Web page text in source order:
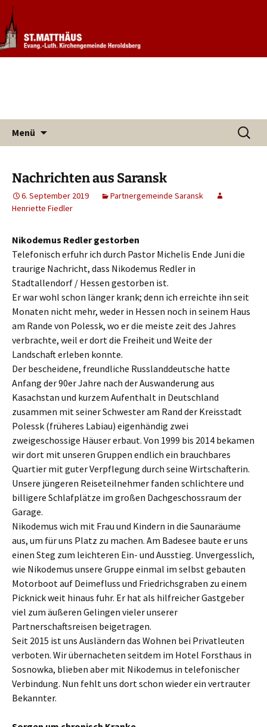
Evang. Kirchengemeinde St.
Matthäus Heroldsberg
Informationen rund um unsere
Kirchengemeinde
Menü
Suchen
nach:
Nachrichten aus Saransk
6. September 2019
Partnergemeinde Saransk
Henriette Fiedler
Nikodemus Redler gestorben
Telefonisch erfuhr ich durch Pastor Michelis Ende Juni die
traurige Nachricht, dass Nikodemus Redler in
Stadtallendorf / Hessen gestorben ist.
Er war wohl schon länger krank; denn ich erreichte ihn seit
Monaten nicht mehr, weder in Hessen noch in seinem Haus
am Rande von Polessk, wo er die meiste zeit des Jahres
verbrachte, weil er dort die Freiheit und Weite der
Landschaft erleben konnte.
Der bescheidene, freundliche Russlanddeutsche hatte
Anfang der 90er Jahre nach der Auswanderung aus
Kasachstan und kurzem Aufenthalt in Deutschland
zusammen mit seiner Schwester am Rand der Kreisstadt
Polessk (früheres Labiau) eigenhändig zwei
zweigeschossige Häuser erbaut. Von 1999 bis 2014 bekamen
wir dort mit unseren Gruppen endlich ein brauchbares
Quartier mit guter Verpflegung durch seine Wirtschafterin.
Unsere jüngeren Reiseteilnehmer fanden schlichtere und
billigere Schlafplätze im großen Dachgeschossraum der
Garage.
Nikodemus wich mit Frau und Kindern in die Saunaräume
aus, um für uns Platz zu machen. Am Badesee baute er uns
einen Steg zum leichteren Ein- und Ausstieg. Unvergesslich,
wie Nikodemus unsere Gruppe einmal im selbst gebauten
Motorboot auf Deimefluss und Friedrichsgraben zu einem
Picknick weit hinaus fuhr. Er hat als hilfreicher Gastgeber
viel zum äußeren Gelingen vieler unserer
Partnerschaftsreisen beigetragen.
Seit 2015 ist uns Ausländern das Wohnen bei Privatleuten
verboten. Wir übernacheten seitdem im Hotel Forsthaus in
Sosnowka, blieben aber mit Nikodemus in telefonischer
Verbindung. Nun fehlt uns dort schon wieder ein vertrauter
Bekannter.